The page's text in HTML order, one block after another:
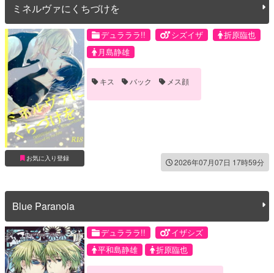
ミネルヴァにくちづけを
お気に入り登録
デュラララ!! シズイザ
折原臨也
月島静雄
キス バック メス顔
2026年07月07日 17時59分
Blue Paranoia
デュラララ!!
イザシズ
平和島静雄
折原臨也